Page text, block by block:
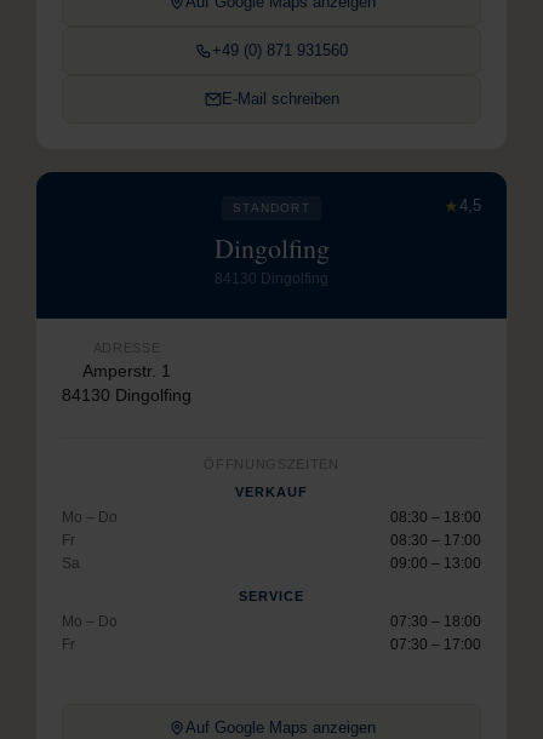
+49 (0) 871 931560
E-Mail schreiben
★4,5
STANDORT
Dingolfing
84130 Dingolfing
ADRESSE
Amperstr. 1
84130 Dingolfing
ÖFFNUNGSZEITEN
VERKAUF
Mo – Do
08:30 – 18:00
Fr
08:30 – 17:00
Sa
09:00 – 13:00
SERVICE
Mo – Do
07:30 – 18:00
Fr
07:30 – 17:00
Auf Google Maps anzeigen